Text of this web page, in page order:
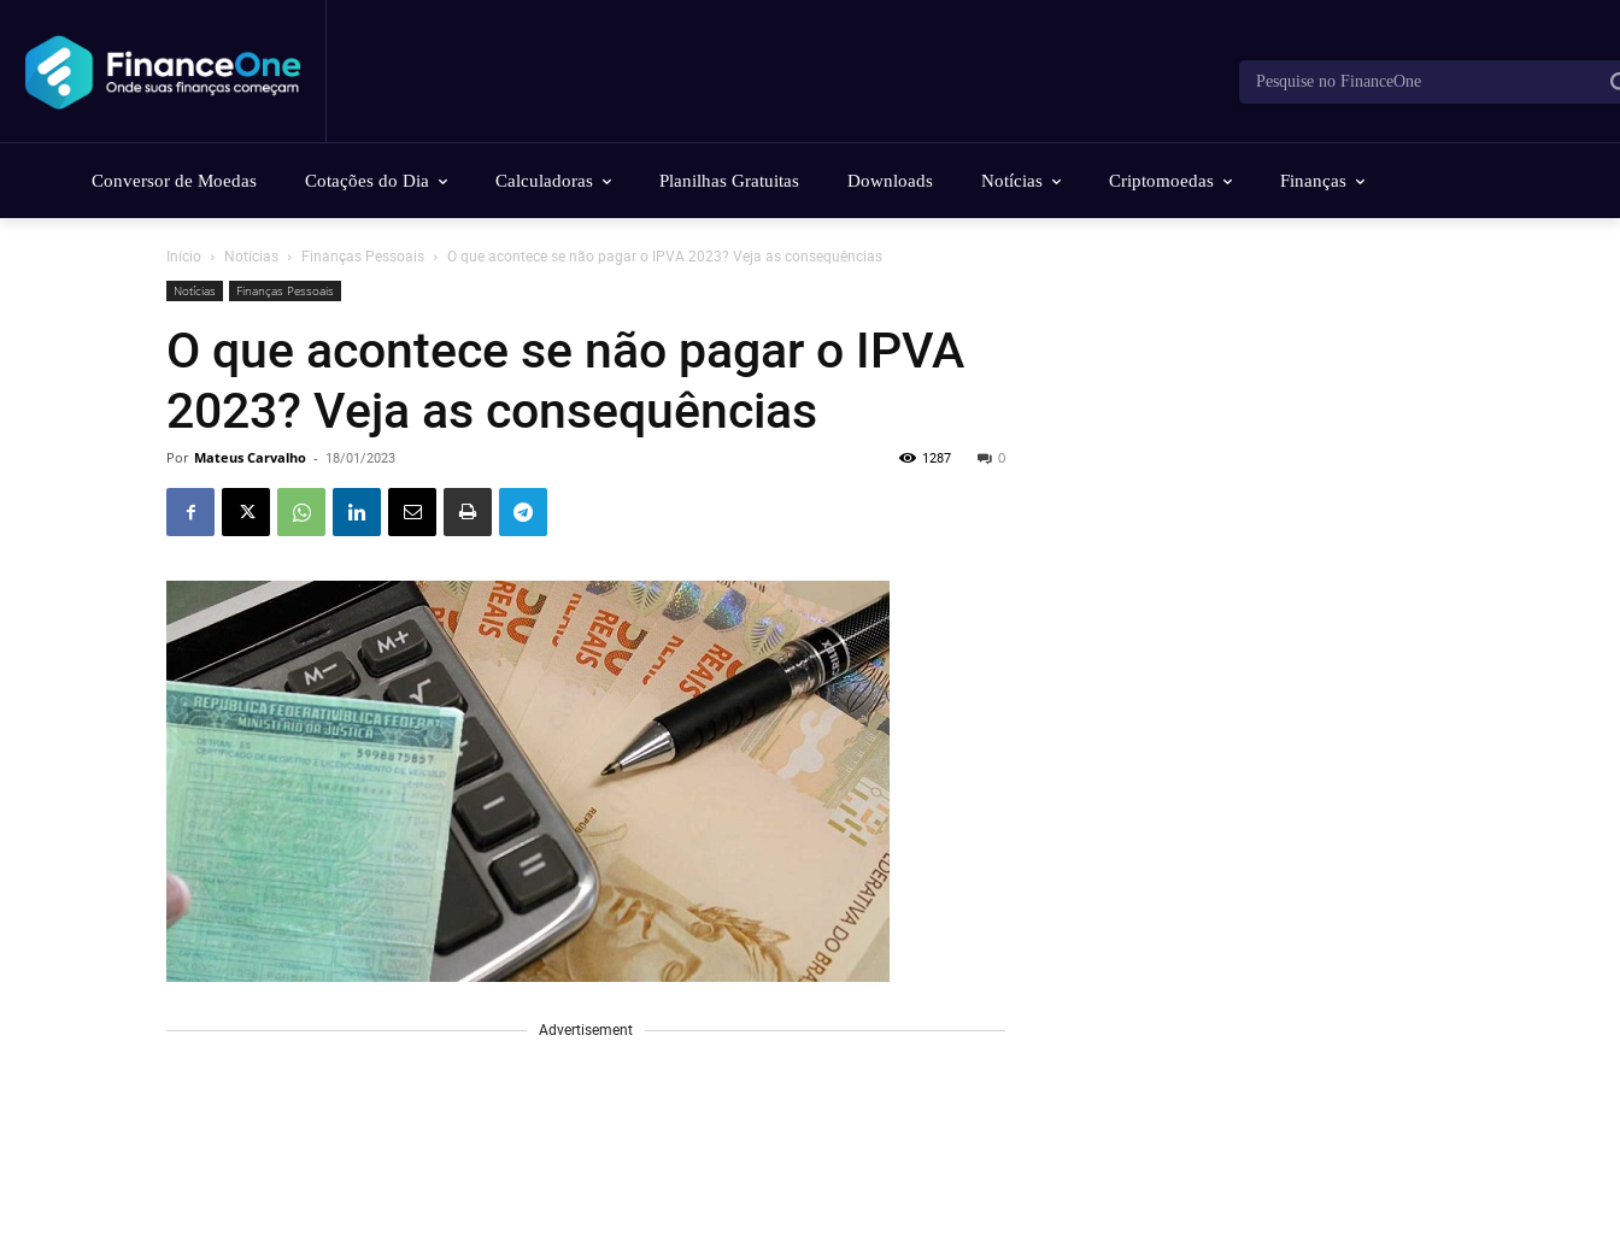
Pesquise no FinanceOne
Conversor de Moedas Cotações do Dia Calculadoras Planilhas Gratuitas Downloads Notícias Criptomoedas Finanças
Início Notícias Finanças Pessoais O que acontece se não pagar o IPVA 2023? Veja as consequências
Notícias Finanças Pessoais
O que acontece se não pagar o IPVA
2023? Veja as consequências
Por Mateus Carvalho - 18/01/2023 0
1287
Advertisement